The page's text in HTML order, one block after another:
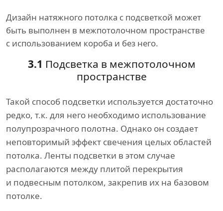
Дизайн натяжного потолка с подсветкой может
быть выполнен в межпотолочном пространстве
с использованием короба и без него.
3.1 Подсветка в межпотолочном
пространстве
Такой способ подсветки используется достаточно
редко, т.к. для него необходимо использование
полупрозрачного полотна. Однако он создает
неповторимый эффект свечения целых областей
потолка. Ленты подсветки в этом случае
располагаются между плитой перекрытия
и подвесным потолком, закрепив их на базовом
потолке.